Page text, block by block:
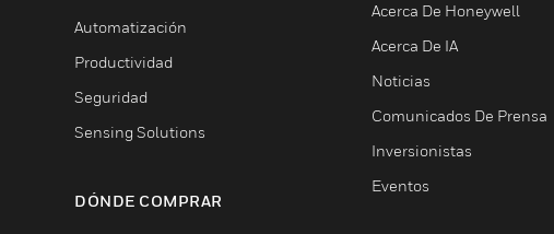
Automatización
Productividad
Seguridad
Sensing Solutions
DÓNDE COMPRAR
Acerca De Honeywell
Acerca De IA
Noticias
Comunicados De Prensa
Inversionistas
Eventos